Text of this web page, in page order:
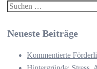
Suchen
Neueste Beiträge
Kommentierte